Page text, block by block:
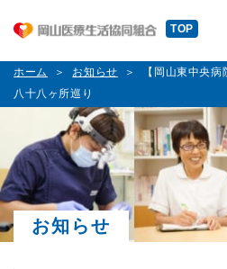
TOP
ホーム お知らせ
【岡山東中央
八十八ヶ所巡り
お知らせ